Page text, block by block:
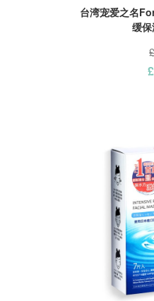
台湾宠爱之名
缓